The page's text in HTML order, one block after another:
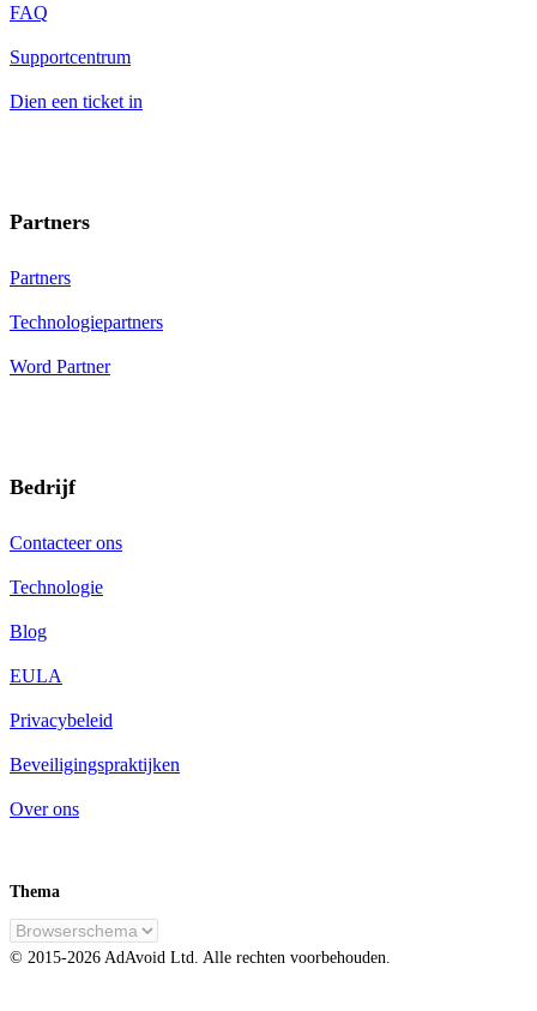
FAQ
Supportcentrum
Dien een ticket in
Partners
Partners
Technologiepartners
Word Partner
Bedrijf
Contacteer ons
Technologie
Blog
EULA
Privacybeleid
Beveiligingspraktijken
Over ons
Thema
© 2015-2026 AdAvoid Ltd. Alle rechten voorbehouden.